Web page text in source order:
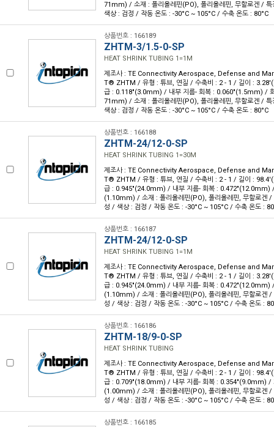
71mm) / 소재 : 폴리올레핀(PO), 폴리올레핀, 무할로겐 / 특
색상 : 검정 / 작동 온도 : -30°C ~ 105°C / 수축 온도 : 80°C
상품번호 : 166189
ZHTM-3/1.5-0-SP
HEAT SHRINK TUBING 1=1M
제조사 : TE Connectivity Aerospace, Defense and
T® ZHTM / 유형 : 튜브, 연질 / 수축비 : 2 - 1 / 길이 :
급 : 0.118"(3.0mm) / 내부 지름- 회복 : 0.060"(1.5mm) /
71mm) / 소재 : 폴리올레핀(PO), 폴리올레핀, 무할로겐 / 특
색상 : 검정 / 작동 온도 : -30°C ~ 105°C / 수축 온도 : 80°C
상품번호 : 166188
ZHTM-24/12-0-SP
HEAT SHRINK TUBING 1=30M
제조사 : TE Connectivity Aerospace, Defense and
T® ZHTM / 유형 : 튜브, 연질 / 수축비 : 2 - 1 / 길이 :
급 : 0.945"(24.0mm) / 내부 지름- 회복 : 0.472"(12.0mm)
(1.10mm) / 소재 : 폴리올레핀(PO), 폴리올레핀, 무할로겐 /
성 / 색상 : 검정 / 작동 온도 : -30°C ~ 105°C / 수축 온도 :
상품번호 : 166187
ZHTM-24/12-0-SP
HEAT SHRINK TUBING 1=1M
제조사 : TE Connectivity Aerospace, Defense and
T® ZHTM / 유형 : 튜브, 연질 / 수축비 : 2 - 1 / 길이 :
급 : 0.945"(24.0mm) / 내부 지름- 회복 : 0.472"(12.0mm)
(1.10mm) / 소재 : 폴리올레핀(PO), 폴리올레핀, 무할로겐 /
성 / 색상 : 검정 / 작동 온도 : -30°C ~ 105°C / 수축 온도 :
상품번호 : 166186
ZHTM-18/9-0-SP
HEAT SHRINK TUBING
제조사 : TE Connectivity Aerospace, Defense and
T® ZHTM / 유형 : 튜브, 연질 / 수축비 : 2 - 1 / 길이 :
급 : 0.709"(18.0mm) / 내부 지름- 회복 : 0.354"(9.0mm) /
(1.00mm) / 소재 : 폴리올레핀(PO), 폴리올레핀, 무할로겐 /
성 / 색상 : 검정 / 작동 온도 : -30°C ~ 105°C / 수축 온도 :
상품번호 : 166185